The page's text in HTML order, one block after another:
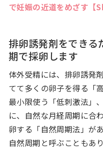
で妊娠の近道をめざす【
排卵誘発剤をできる
期で採卵します
体外受精には、排卵誘発
てて多くの卵子を得る「
最小限使う「低刺激法」
に、自然な月経周期に合
卵する「自然周期法」が
自然周期と呼ぶこともあり